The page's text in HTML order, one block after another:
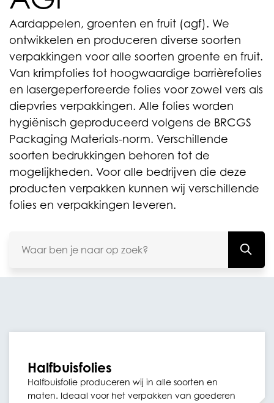
Aardappelen, groenten en fruit (agf). We
ontwikkelen en produceren diverse soorten
verpakkingen voor alle soorten groente en fruit.
Van krimpfolies tot hoogwaardige barrièrefolies
en lasergeperforeerde folies voor zowel vers als
diepvries verpakkingen. Alle folies worden
hygiënisch geproduceerd volgens de BRCGS
Packaging Materials-norm. Verschillende
soorten bedrukkingen behoren tot de
mogelijkheden. Voor alle bedrijven die deze
producten verpakken kunnen wij verschillende
folies en verpakkingen leveren.
Halfbuisfolies
Halfbuisfolie produceren wij in alle soorten en
maten. Ideaal voor het verpakken van goederen